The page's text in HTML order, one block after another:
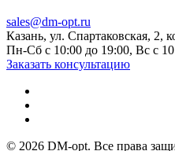
sales@dm-opt.ru
Казань, ул. Спартаковская, 2,
Пн-Сб с 10:00 до 19:00, Вс с
Заказать консультацию
© 2026 DM-opt. Все права